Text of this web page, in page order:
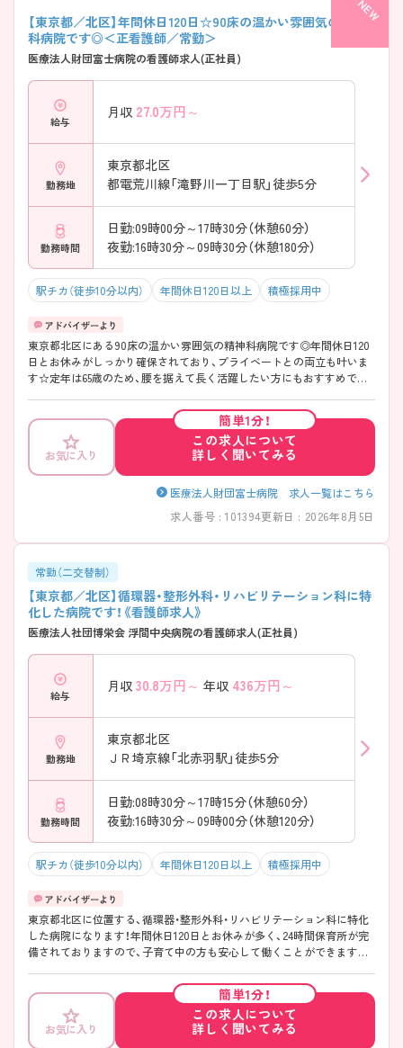
【東京都／北区】年間休日120日☆90床の温かい雰囲気の精神
科病院です◎＜正看護師／常勤＞
医療法人財団富士病院の看護師求人(正社員)
給与
月収 27.0万円～
勤務地
東京都北区
都電荒川線「滝野川一丁目駅」徒歩5分
勤務時間
日勤:09時00分～17時30分（休憩60分）
夜勤:16時30分～09時30分（休憩180分）
駅チカ（徒歩10分以内） 年間休日120日以上 積極採用中
東京都北区にある90床の温かい雰囲気の精神科病院です◎年間休日120
日とお休みがしっかり確保されており、プライベートとの両立も叶いま
す☆定年は65歳のため、腰を据えて長く活躍したい方にもおすすめです
すのでお気軽にご相談ください！
お気に入り
簡単1分！
この求人について
詳しく聞いてみる
医療法人財団富士病院 求人一覧はこちら
求人番号 : 101394更新日 : 2026年8月5日
常勤（二交替制）
【東京都／北区】循環器・整形外科・リハビリテーション科に特
化した病院です！《看護師求人》
医療法人社団博栄会 浮間中央病院の看護師求人(正社員)
給与
月収 30.8万円～ 年収 436万円～
勤務地
東京都北区
ＪＲ埼京線「北赤羽駅」徒歩5分
勤務時間
日勤:08時30分～17時15分（休憩60分）
夜勤:16時30分～09時00分（休憩120分）
駅チカ（徒歩10分以内） 年間休日120日以上 積極採用中
東京都北区に位置する、循環器・整形外科・リハビリテーション科に特化
した病院になります！年間休日120日とお休みが多く、24時間保育所が完
備されておりますので、子育て中の方も安心して働くことができます。
対策ポイントなど、さらに詳細をお話しいたしますので、お気軽にご相談
ください。
お気に入り
簡単1分！
この求人について
詳しく聞いてみる